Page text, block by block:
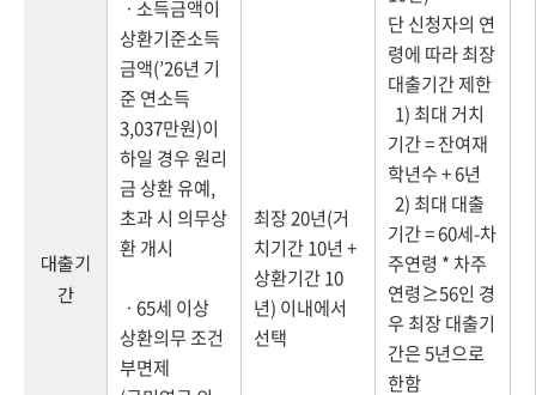
대출기
간
ㆍ소득금액이
상환기준소득
금액(’26년 기
준 연소득
3,037만원)이
하일 경우 원리
금 상환 유예,
초과 시 의무상
환 개시
ㆍ65세 이상
상환의무 조건
부면제
최장 20년(거
치기간 10년 +
상환기간 10
년) 이내에서
선택
단 신청자의 연
령에 따라 최장
대출기간 제한
1) 최대 거치
기간 = 잔여재
학년수 + 6년
2) 최대 대출
기간 = 60세-차
주연령 * 차주
연령≥56인 경
우 최장 대출기
간은 5년으로
한함